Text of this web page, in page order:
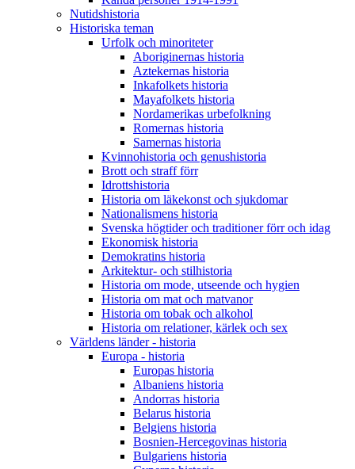
Nutidshistoria
Historiska teman
Urfolk och minoriteter
Aboriginernas historia
Aztekernas historia
Inkafolkets historia
Mayafolkets historia
Nordamerikas urbefolkning
Romernas historia
Samernas historia
Kvinnohistoria och genushistoria
Brott och straff förr
Idrottshistoria
Historia om läkekonst och sjukdomar
Nationalismens historia
Svenska högtider och traditioner förr och idag
Ekonomisk historia
Demokratins historia
Arkitektur- och stilhistoria
Historia om mode, utseende och hygien
Historia om mat och matvanor
Historia om tobak och alkohol
Historia om relationer, kärlek och sex
Världens länder - historia
Europa - historia
Europas historia
Albaniens historia
Andorras historia
Belarus historia
Belgiens historia
Bosnien-Hercegovinas historia
Bulgariens historia